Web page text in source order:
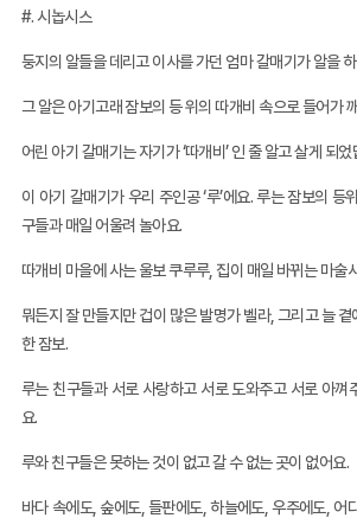
#. 시놉시스
둥지의 알들을 데리고 이사를 가던 엄마 갈매기가 알을
그 알은 아기고래 잠보의 등 위의 따개비 속으로 들어가
어린 아기 갈매기는 자기가 ‘따개비’ 인 줄 알고 살게 되었
이 아기 갈매기가 우리 주인공 ‘루’에요. 루는 잠보의 등
구들과 매일 어울려 놀아요.
따개비 마을에 사는 울보 쿠루루, 집이 매일 바뀌는 마술
뭐든지 잘 만들지만 겁이 많은 발명가 벨라, 그리고 늘
한 잠보.
루는 친구들과 서로 사랑하고 서로 도와주고 서로 아껴
요.
루와 친구들은 못하는 것이 없고 갈 수 없는 곳이 없어요.
바다 속에도, 숲에도, 들판에도, 하늘에도, 우주에도, 어